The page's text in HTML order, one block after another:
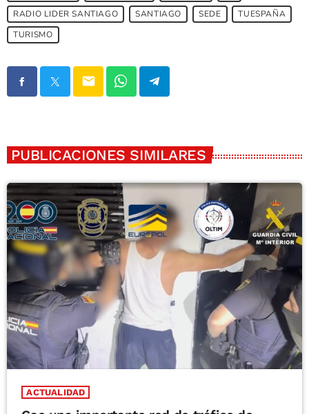
RADIO LIDER SANTIAGO
SANTIAGO SEDE
TUESPAÑA
TURISMO
email
PUBLICACIONES SIMILARES
ACTUALIDAD